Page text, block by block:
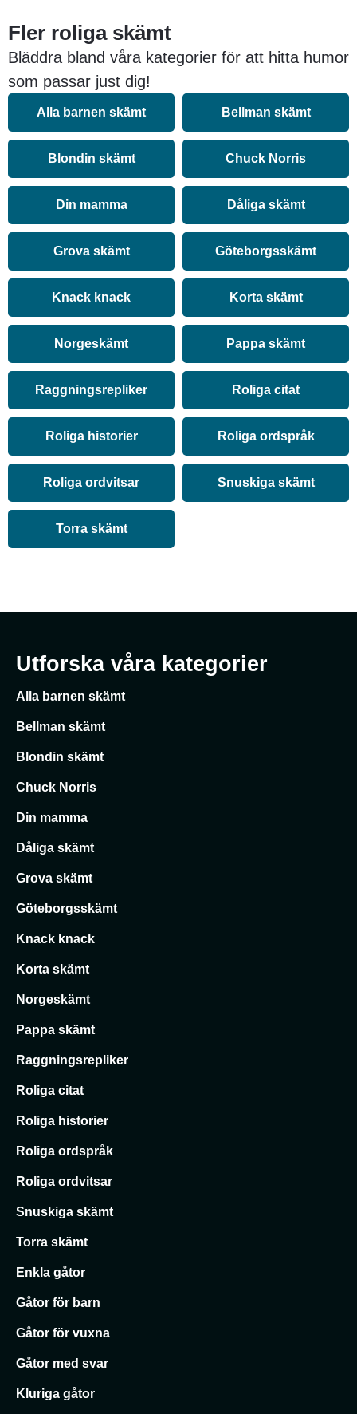
Fler roliga skämt
Bläddra bland våra kategorier för att hitta humor
som passar just dig!
Alla barnen skämt Bellman skämt
Blondin skämt Chuck Norris
Din mamma Dåliga skämt
Grova skämt Göteborgsskämt
Knack knack Korta skämt
Norgeskämt Pappa skämt
Raggningsrepliker Roliga citat
Roliga historier Roliga ordspråk
Roliga ordvitsar Snuskiga skämt
Torra skämt
Utforska våra kategorier
Alla barnen skämt
Bellman skämt
Blondin skämt
Chuck Norris
Din mamma
Dåliga skämt
Grova skämt
Göteborgsskämt
Knack knack
Korta skämt
Norgeskämt
Pappa skämt
Raggningsrepliker
Roliga citat
Roliga historier
Roliga ordspråk
Roliga ordvitsar
Snuskiga skämt
Torra skämt
Enkla gåtor
Gåtor för barn
Gåtor för vuxna
Gåtor med svar
Kluriga gåtor